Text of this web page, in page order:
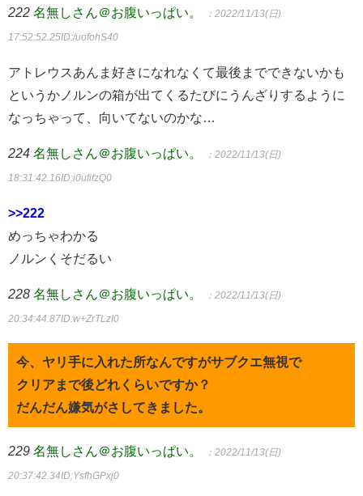
222 名無しさん＠お腹いっぱい。 ：2022/11/13(日)
17:52:52.25ID:/uofohS40
アトレウスあんま好きになれなくて最後までできないかも
というかノルンの箱が出てくるたびにうんざりするように
なっちゃって、向いてないのかな…
224 名無しさん＠お腹いっぱい。 ：2022/11/13(日)
18:31:42.16ID:i0ufifzQ0
>>222
めっちゃわかる
ノルンくそだるい
228 名無しさん＠お腹いっぱい。 ：2022/11/13(日)
20:34:44.87ID:w+ZrTLzI0
今、ヤリ手に入れた所なんですがサブクエ無視で
クリアまで後どれくらいですか？
だんだん嫌気がさしてきました。
229 名無しさん＠お腹いっぱい。 ：2022/11/13(日)
20:37:42.34ID:YsfhGPxj0